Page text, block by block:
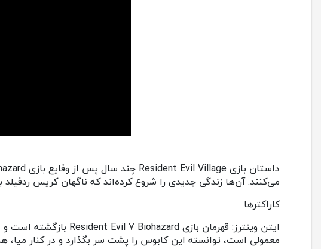
می‌کنند. آن‌ها زندگی جدیدی را شروع کرده‌اند که ناگهان کریس
کاراکترها
معمولی است، توانسته این کابوس را پشت سر بگذارد و در کنار